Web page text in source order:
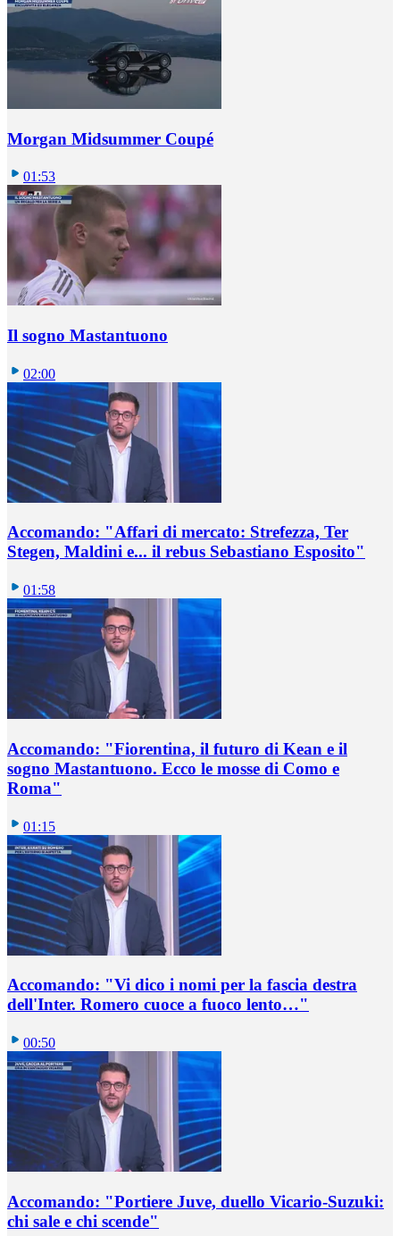
Morgan Midsummer Coupé
01:53
Il sogno Mastantuono
02:00
Accomando: "Affari di mercato: Strefezza, Ter
Stegen, Maldini e... il rebus Sebastiano Esposito"
01:58
Accomando: "Fiorentina, il futuro di Kean e il
sogno Mastantuono. Ecco le mosse di Como e
Roma"
01:15
Accomando: "Vi dico i nomi per la fascia destra
dell'Inter. Romero cuoce a fuoco lento…"
00:50
Accomando: "Portiere Juve, duello Vicario-Suzuki:
chi sale e chi scende"